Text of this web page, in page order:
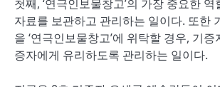
첫째, ‘연극인보물창고’의 가장 중요한
자료를 보관하고 관리하는 일이다. 또한
을 ‘연극인보물창고’에 위탁할 경우, 기
증자에게 유리하도록 관리하는 일이다.